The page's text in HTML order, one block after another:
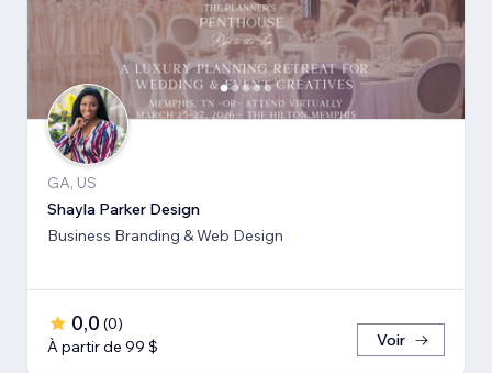
GA, US
Shayla Parker Design
Business Branding & Web Design
0,0 (0)
À partir de 99 $
Voir